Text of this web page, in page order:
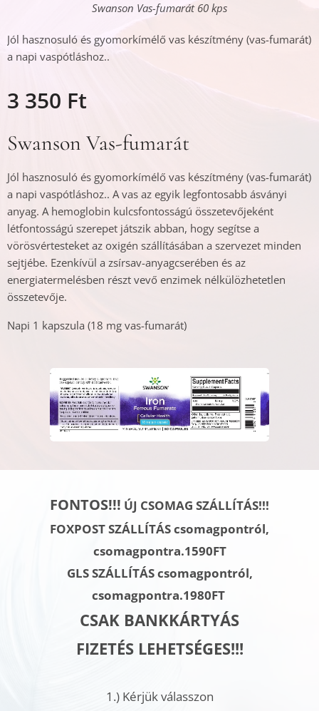
Swanson Vas-fumarát 60 kps
Jól hasznosuló és gyomorkímélő vas készítmény (vas-fumarát)
a napi vaspótláshoz..
3 350 Ft
Swanson Vas-fumarát
Jól hasznosuló és gyomorkímélő vas készítmény (vas-fumarát)
a napi vaspótláshoz.. A vas az egyik legfontosabb ásványi
anyag. A hemoglobin kulcsfontosságú összetevőjeként
létfontosságú szerepet játszik abban, hogy segítse a
vörösvértesteket az oxigén szállításában a szervezet minden
sejtjébe. Ezenkívül a zsírsav-anyagcserében és az
energiatermelésben részt vevő enzimek nélkülözhetetlen
összetevője.
Napi 1 kapszula (18 mg vas-fumarát)
FONTOS!!! ÚJ CSOMAG SZÁLLÍTÁS!!!
FOXPOST SZÁLLÍTÁS csomagpontról,
csomagpontra.1590FT
GLS SZÁLLÍTÁScsomagpontról,
csomagpontra.1980FT
CSAK BANKKÁRTYÁS
FIZETÉS LEHETSÉGES!!!
1.)Kérjük válasszon